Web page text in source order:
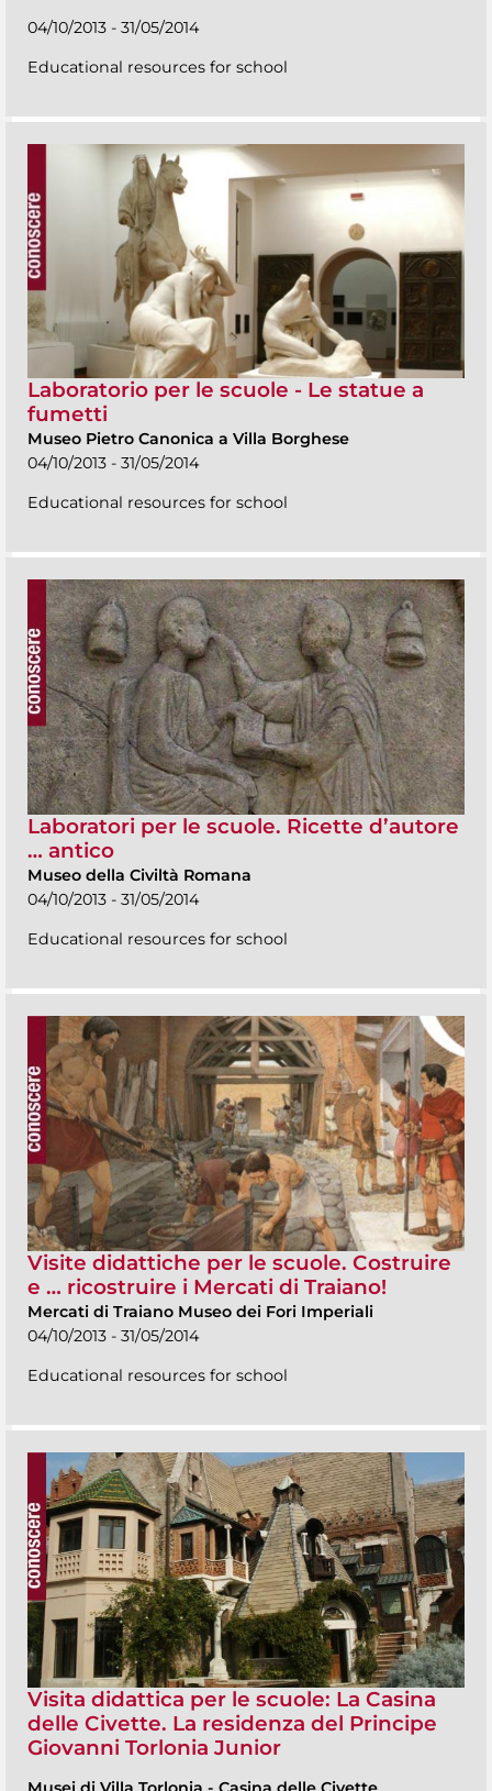
04/10/2013 - 31/05/2014
Educational resources for school
Laboratorio per le scuole - Le statue a
fumetti
Museo Pietro Canonica a Villa Borghese
04/10/2013 - 31/05/2014
Educational resources for school
Laboratori per le scuole. Ricette d’autore
… antico
Museo della Civiltà Romana
04/10/2013 - 31/05/2014
Educational resources for school
Visite didattiche per le scuole. Costruire
e … ricostruire i Mercati di Traiano!
Mercati di Traiano Museo dei Fori Imperiali
04/10/2013 - 31/05/2014
Educational resources for school
Visita didattica per le scuole: La Casina
delle Civette. La residenza del Principe
Giovanni Torlonia Junior